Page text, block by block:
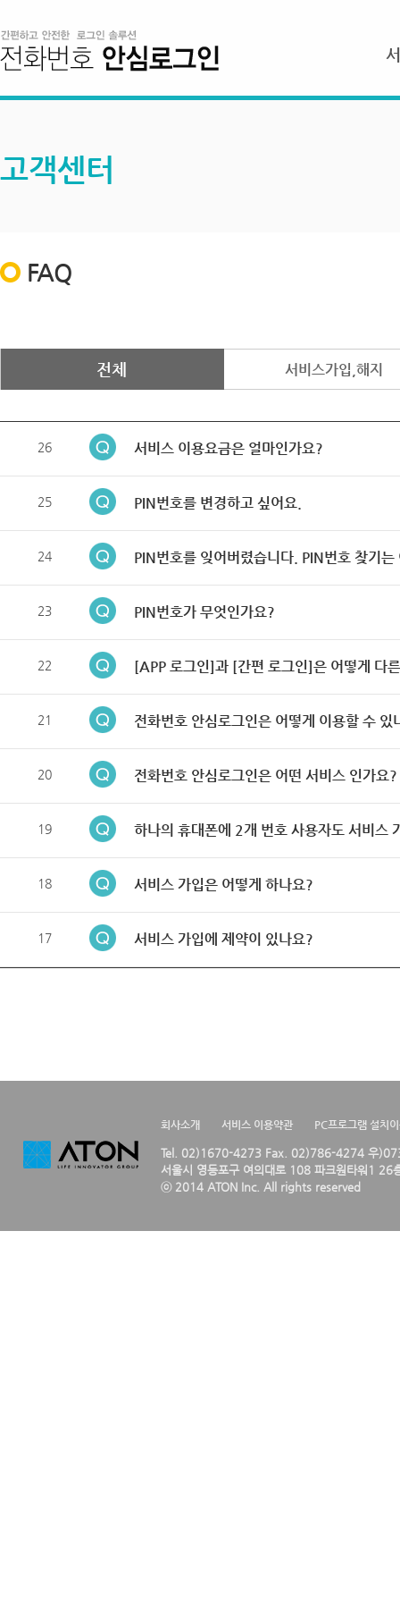
고객센터
FAQ
전체 서비스가입,해지
26 서비스 이용요금은 얼마인가요?
25 PIN번호를 변경하고 싶어요.
24 PIN번호를 잊어버렸습니다. PIN번호 찾기는
23 PIN번호가 무엇인가요?
22 [APP 로그인]과 [간편 로그인]은 어떻게 다
21 전화번호 안심로그인은 어떻게 이용할 수 있
20 전화번호 안심로그인은 어떤 서비스 인가요?
19 하나의 휴대폰에 2개 번호 사용자도 서비스
18 서비스 가입은 어떻게 하나요?
17 서비스 가입에 제약이 있나요?
회사소개 서비스 이용약관 PC프로그램 설치
Tel. 02)1670-4273 Fax. 02)786-4274 우
서울시 영등포구 여의대로 108 파크원타워1 26
ⓒ 2014 ATON Inc. All rights reserved